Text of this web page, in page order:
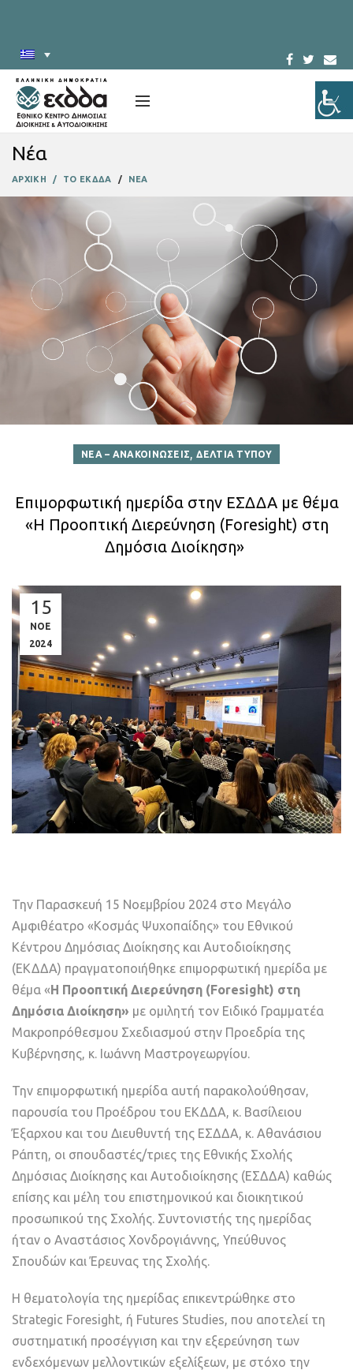
Νέα
ΑΡΧΙΚΗ ΤΟ ΕΚΔΔΑ ΝΕΑ
ΝΕΑ – ΑΝΑΚΟΙΝΩΣΕΙΣ,ΔΕΛΤΙΑ ΤΥΠΟΥ
Επιμορφωτική ημερίδα στην ΕΣΔΔΑ με θέμα
«Η Προοπτική Διερεύνηση (Foresight) στη
Δημόσια Διοίκηση»
15
ΝΟΕ
2024
Την Παρασκευή 15 Νοεμβρίου 2024 στο Μεγάλο
Αμφιθέατρο «Κοσμάς Ψυχοπαίδης» του Εθνικού
Κέντρου Δημόσιας Διοίκησης και Αυτοδιοίκησης
(ΕΚΔΔΑ) πραγματοποιήθηκε επιμορφωτική ημερίδα με
θέμα «Η Προοπτική Διερεύνηση (Foresight) στη
Δημόσια Διοίκηση» με ομιλητή τον Ειδικό Γραμματέα
Μακροπρόθεσμου Σχεδιασμού στην Προεδρία της
Κυβέρνησης, κ. Ιωάννη Μαστρογεωργίου.
Την επιμορφωτική ημερίδα αυτή παρακολούθησαν,
παρουσία του Προέδρου του ΕΚΔΔΑ, κ. Βασίλειου
Έξαρχου και του Διευθυντή της ΕΣΔΔΑ, κ. Αθανάσιου
Ράπτη, οι σπουδαστές/τριες της Εθνικής Σχολής
Δημόσιας Διοίκησης και Αυτοδιοίκησης (ΕΣΔΔΑ) καθώς
επίσης και μέλη του επιστημονικού και διοικητικού
προσωπικού της Σχολής. Συντονιστής της ημερίδας
ήταν ο Αναστάσιος Χονδρογιάννης, Υπεύθυνος
Σπουδών και Έρευνας της Σχολής.
Η θεματολογία της ημερίδας επικεντρώθηκε στο
Strategic Foresight, ή Futures Studies, που αποτελεί τη
συστηματική προσέγγιση και την εξερεύνηση των
ενδεχόμενων μελλοντικών εξελίξεων, με στόχο την